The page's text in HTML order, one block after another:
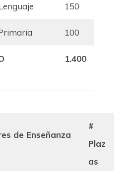
150
100
1.400
de Enseñanza
#
Plaz
as